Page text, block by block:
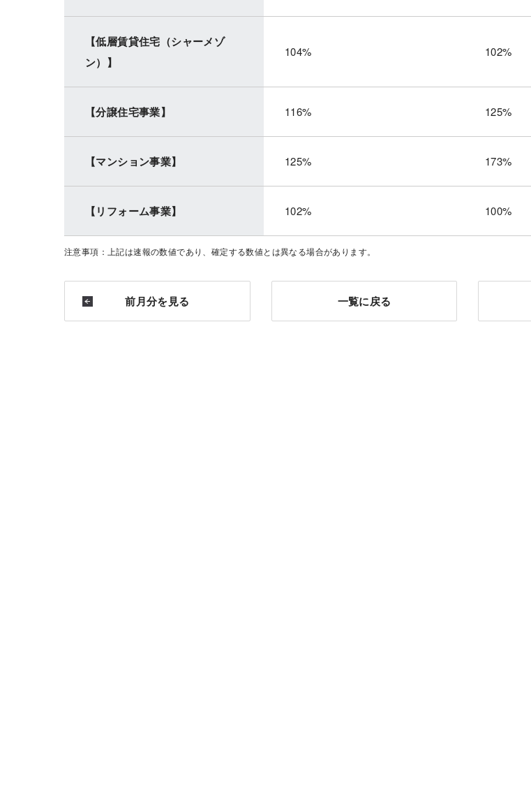
【低層賃貸住宅（シャーメゾ
ン）】
104% 102%
【分譲住宅事業】 116% 125%
【マンション事業】 125% 173%
【リフォーム事業】 102% 100%
注意事項：上記は速報の数値であり、確定する数値とは異なる場合があります。
前月分を見る 一覧に戻る